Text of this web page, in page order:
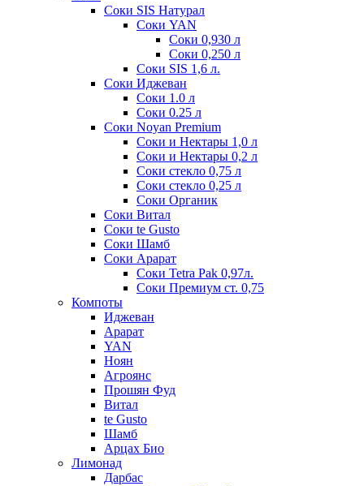
Соки SIS Натурал
Соки YAN
Соки 0,930 л
Соки 0,250 л
Соки SIS 1,6 л.
Соки Иджеван
Соки 1.0 л
Соки 0.25 л
Соки Noyan Premium
Соки и Нектары 1,0 л
Соки и Нектары 0,2 л
Соки стекло 0,75 л
Соки стекло 0,25 л
Соки Органик
Соки Витал
Соки te Gusto
Соки Шамб
Соки Арарат
Соки Tetra Pak 0,97л.
Соки Премиум ст. 0,75
Компоты
Иджеван
Арарат
YAN
Ноян
Агроянс
Прошян Фуд
Витал
te Gusto
Шамб
Арцах Био
Лимонад
Дарбас